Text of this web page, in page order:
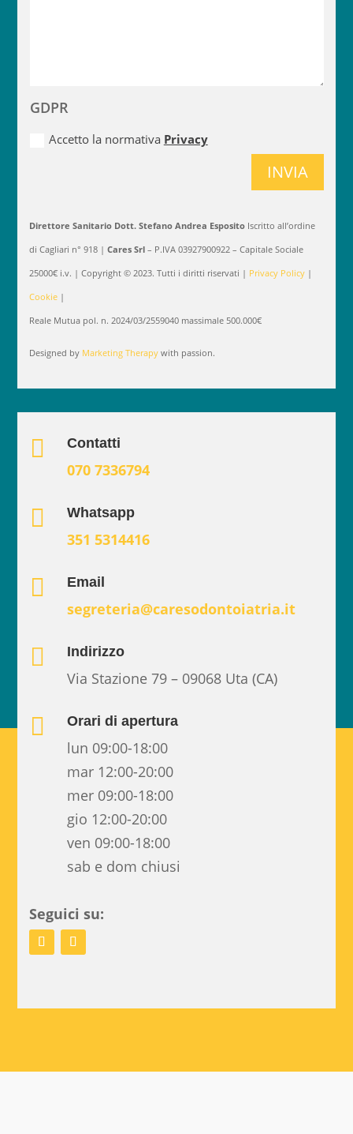
GDPR
Accetto la normativa Privacy
INVIA
Direttore Sanitario Dott. Stefano Andrea Esposito Iscritto all’ordine
di Cagliari n° 918 |Cares Srl – P.IVA 03927900922 – Capitale Sociale
25000€ i.v. | Copyright © 2023. Tutti i diritti riservati | Privacy Policy |
Cookie |
Reale Mutua pol. n. 2024/03/2559040 massimale 500.000€
Designed by Marketing Therapy with passion.
 Contatti
070 7336794
 Whatsapp
351 5314416
 Email
segreteria@caresodontoiatria.it
 Indirizzo
Via Stazione 79 – 09068 Uta (CA)
 Orari di apertura
lun 09:00-18:00
mar 12:00-20:00
mer 09:00-18:00
gio 12:00-20:00
ven 09:00-18:00
sab e dom chiusi
Seguici su: